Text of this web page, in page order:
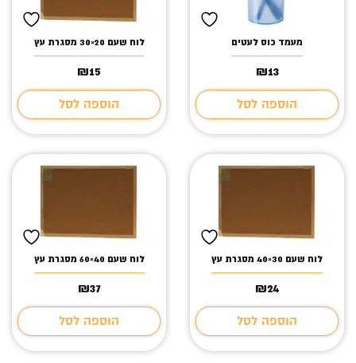
מעמד כוס לעטים
₪13
הוספה לסל
לוח שעם 20×30 מסגרת עץ
₪15
הוספה לסל
לוח שעם 30×40 מסגרת עץ
₪24
הוספה לסל
לוח שעם 40×60 מסגרת עץ
₪37
הוספה לסל